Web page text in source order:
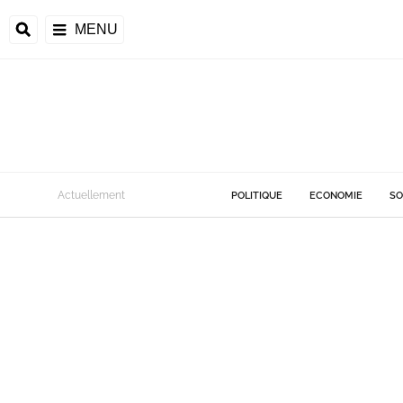
MENU
Actuellement POLITIQUE ECONOMIE